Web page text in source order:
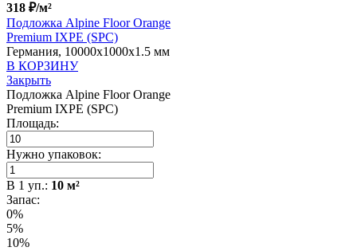
318 ₽/м²
Подложка Alpine Floor Orange
Premium IXPE (SPC)
Германия, 10000x1000x1.5 мм
В КОРЗИНУ
Закрыть
Подложка Alpine Floor Orange
Premium IXPE (SPC)
Площадь:
Нужно упаковок:
В 1 уп.: 10 м²
Запас:
0%
5%
10%